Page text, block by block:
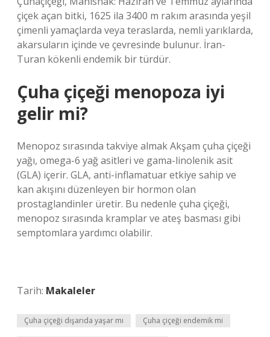
çiçek açan bitki, 1625 ila 3400 m rakım arasında yeşil
çimenli yamaçlarda veya teraslarda, nemli yarıklarda,
akarsuların içinde ve çevresinde bulunur. İran-
Turan kökenli endemik bir türdür.
Çuha çiçeği menopoza iyi
gelir mi?
Menopoz sırasında takviye almak Akşam çuha çiçeği
yağı, omega-6 yağ asitleri ve gama-linolenik asit
(GLA) içerir. GLA, anti-inflamatuar etkiye sahip ve
kan akışını düzenleyen bir hormon olan
prostaglandinler üretir. Bu nedenle çuha çiçeği,
menopoz sırasında kramplar ve ateş basması gibi
semptomlara yardımcı olabilir.
Tarih: Makaleler
Çuha çiçeği dışarıda yaşar mı Çuha çiçeği endemik mi